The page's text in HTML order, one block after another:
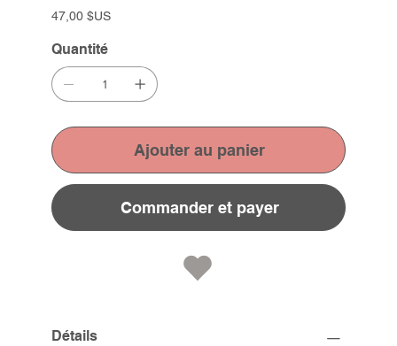
Prix
47,00 $US
Quantité
Ajouter au panier
Commander et payer
Détails